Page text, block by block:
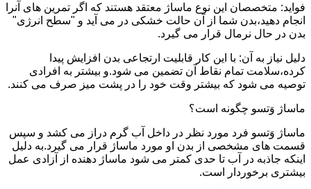
فواید: متخصصان این نوع ماساژ معتقد هستند که اگر تمرین های آنرا
انجام دهید،بدن شما از آن حالت خشکی در می آید و "سطح انرژی"
بدن در حال نرمال قرار می گیرد.
دلیل نیاز به آن: با این کار قابلیت ارتجاعی بدن افزایش پیدا
کرده،سلامت تمام نقاط آن تضمین می شود.و بیشتر به افرادی
توصیه می شود که بیشتر وقت خود را در پشت میز صرف می کنند.
ماساژ وَتسو چگونه است؟
ماساژ وَتسو فرد مورد نظر در داخل آب گرم دراز می کشد و سپس
قسمت های مشخصی از بدن او مورد ماساژ قرار می گیرد.به دلیل
اینکه جاذبه در آب تا حدی کمتر می شود ماساژ دهنده از آزادی عمل
بیشتری برخوردار است.